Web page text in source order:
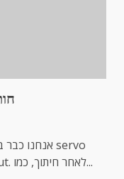
bot-צורך כדי ליצור הרבה חוטים precut. לאחר חיתוך, כמו...